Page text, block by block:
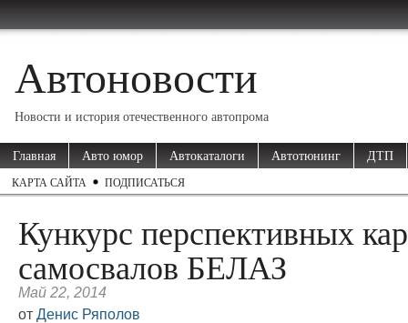
Автоновости
Новости и история отечественного автопрома
Главная Авто юмор Автокаталоги Автотюнинг ДТП
КАРТА САЙТА ПОДПИСАТЬСЯ
Кункурс перспективных
самосвалов БЕЛАЗ
Май 22, 2014
от Денис Ряполов